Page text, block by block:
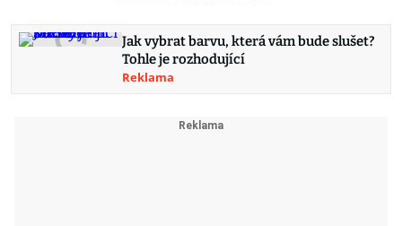
Jak vybrat barvu, která vám bude slušet?
Tohle je rozhodující
Reklama